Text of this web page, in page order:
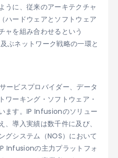
うに、従来のアーキテクチャ
ハードウェアとソフトウェア
ャを組み合わせるという
ネットワーク戦略の一環と
ービスプロバイダー、データ
ワーキング・ソフトウェア・
ます。IP Infusionのソリュー
導入実績は数千件に及び、
グシステム（NOS）において
Infusionの主力プラットフォ